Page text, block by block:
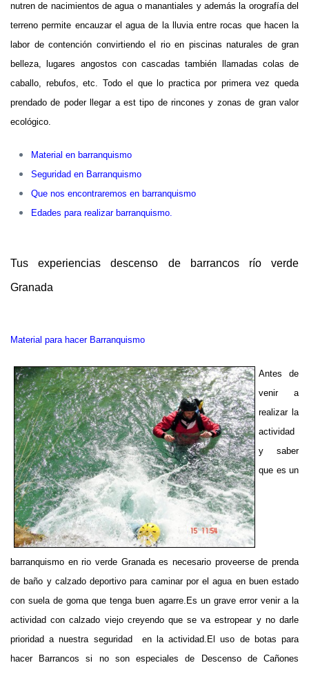
nutren de nacimientos de agua o manantiales y además la orografía del
terreno permite encauzar el agua de la lluvia entre rocas que hacen la
labor de contención convirtiendo el rio en piscinas naturales de gran
belleza, lugares angostos con cascadas también llamadas colas de
caballo, rebufos, etc. Todo el que lo practica por primera vez queda
prendado de poder llegar a est tipo de rincones y zonas de gran valor
ecológico.
Material en barranquismo
Seguridad en Barranquismo
Que nos encontraremos en barranquismo
Edades para realizar barranquismo.
Tus experiencias descenso de barrancos río verde
Granada
Material para hacer Barranquismo
Antes de
venir a
realizar la
actividad
y saber
que es un
barranquismo en rio verde Granada es necesario proveerse de prenda
de baño y calzado deportivo para caminar por el agua en buen estado
con suela de goma que tenga buen agarre.Es un grave error venir a la
actividad con calzado viejo creyendo que se va estropear y no darle
prioridad a nuestra seguridad en la actividad.El uso de botas para
hacer Barrancos si no son especiales de Descenso de Cañones